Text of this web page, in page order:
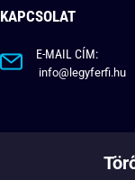
KAPCSOLAT
E-MAIL CÍM:
info@legyferfi.hu